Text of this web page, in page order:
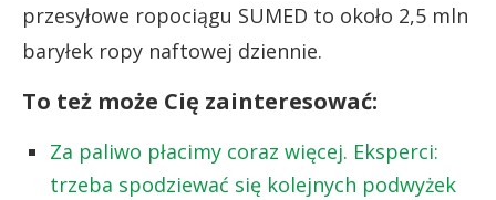
przesyłowe ropociągu SUMED to około 2,5 mln
baryłek ropy naftowej dziennie.
To też może Cię zainteresować:
Za paliwo płacimy coraz więcej. Eksperci:
trzeba spodziewać się kolejnych podwyżek